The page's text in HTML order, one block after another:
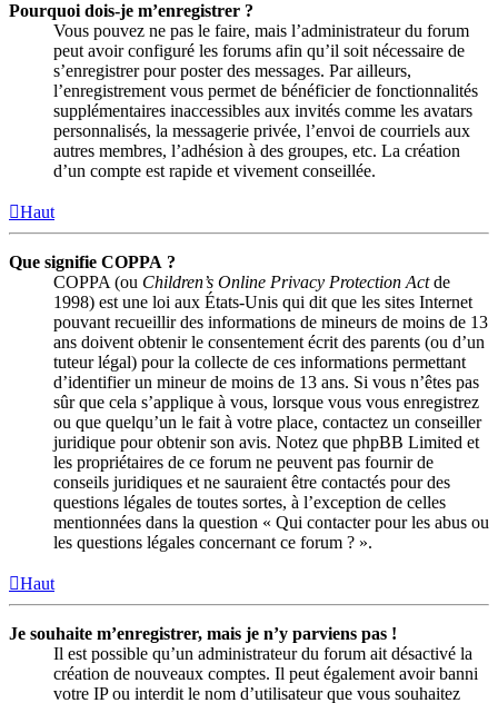
Pourquoi dois-je m’enregistrer ?
Vous pouvez ne pas le faire, mais l’administrateur du forum
peut avoir configuré les forums afin qu’il soit nécessaire de
s’enregistrer pour poster des messages. Par ailleurs,
l’enregistrement vous permet de bénéficier de fonctionnalités
supplémentaires inaccessibles aux invités comme les avatars
personnalisés, la messagerie privée, l’envoi de courriels aux
autres membres, l’adhésion à des groupes, etc. La création
d’un compte est rapide et vivement conseillée.
Haut
Que signifie COPPA ?
COPPA (ou Children’s Online Privacy Protection Actde
1998) est une loi aux États-Unis qui dit que les sites Internet
pouvant recueillir des informations de mineurs de moins de 13
ans doivent obtenir le consentement écrit des parents (ou d’un
tuteur légal) pour la collecte de ces informations permettant
d’identifier un mineur de moins de 13 ans. Si vous n’êtes pas
sûr que cela s’applique à vous, lorsque vous vous enregistrez
ou que quelqu’un le fait à votre place, contactez un conseiller
juridique pour obtenir son avis. Notez que phpBB Limited et
les propriétaires de ce forum ne peuvent pas fournir de
conseils juridiques et ne sauraient être contactés pour des
questions légales de toutes sortes, à l’exception de celles
mentionnées dans la question « Qui contacter pour les abus ou
les questions légales concernant ce forum ? ».
Haut
Je souhaite m’enregistrer, mais je n’y parviens pas !
Il est possible qu’un administrateur du forum ait désactivé la
création de nouveaux comptes. Il peut également avoir banni
votre IP ou interdit le nom d’utilisateur que vous souhaitez